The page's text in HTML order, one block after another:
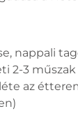
nappali
2-3
az